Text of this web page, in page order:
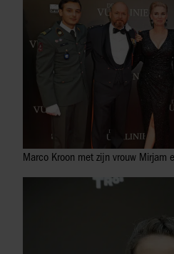
Marco Kroon met zijn vrouw Mirjam